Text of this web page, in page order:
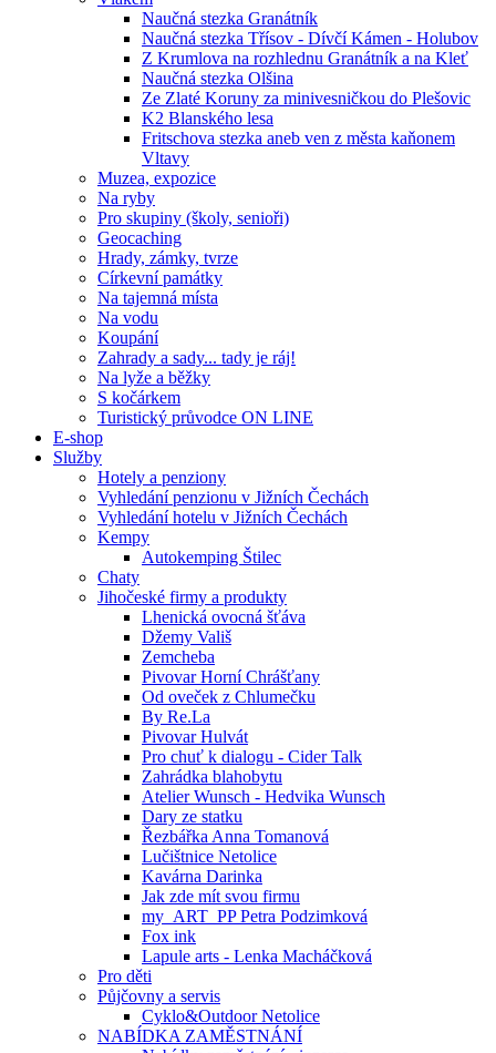
Naučná stezka Granátník
Naučná stezka Třísov - Dívčí Kámen - Holubov
Z Krumlova na rozhlednu Granátník a na Kleť
Naučná stezka Olšina
Ze Zlaté Koruny za minivesničkou do Plešovic
K2 Blanského lesa
Fritschova stezka aneb ven z města kaňonem
Vltavy
Muzea, expozice
Na ryby
Pro skupiny (školy, senioři)
Geocaching
Hrady, zámky, tvrze
Církevní památky
Na tajemná místa
Na vodu
Koupání
Zahrady a sady... tady je ráj!
Na lyže a běžky
S kočárkem
Turistický průvodce ON LINE
E-shop
Služby
Hotely a penziony
Vyhledání penzionu v Jižních Čechách
Vyhledání hotelu v Jižních Čechách
Kempy
Autokemping Štilec
Chaty
Jihočeské firmy a produkty
Lhenická ovocná šťáva
Džemy Vališ
Zemcheba
Pivovar Horní Chrášťany
Od oveček z Chlumečku
By Re.La
Pivovar Hulvát
Pro chuť k dialogu - Cider Talk
Zahrádka blahobytu
Atelier Wunsch - Hedvika Wunsch
Dary ze statku
Řezbářka Anna Tomanová
Lučištnice Netolice
Kavárna Darinka
Jak zde mít svou firmu
my_ART_PP Petra Podzimková
Fox ink
Lapule arts - Lenka Macháčková
Pro děti
Půjčovny a servis
Cyklo&Outdoor Netolice
NABÍDKA ZAMĚSTNÁNÍ